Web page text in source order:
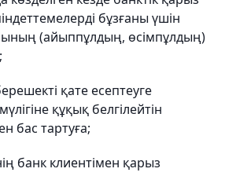
бұзғаны үшін
(айыппұлдың, өсімпұлдың)
қате есептеуге
құқық белгілейтін
бас тартуға;
банк клиентімен қарыз